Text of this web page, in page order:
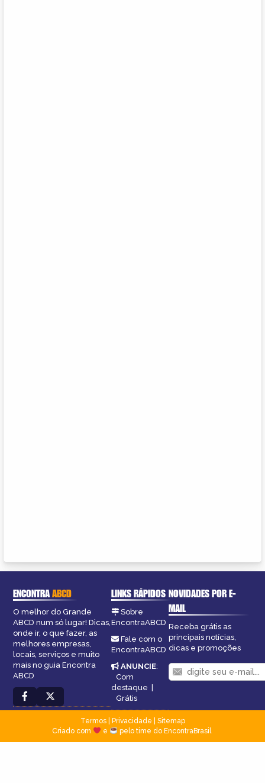
ENCONTRAABCD
O melhor do Grande
ABCD num só lugar! Dicas,
onde ir, o que fazer, as
melhores empresas,
locais, serviços e muito
mais no guia Encontra
ABCD
LINKS RÁPIDOS
Sobre
EncontraABCD
Fale com o
EncontraABCD
ANUNCIE:
Com
destaque
Grátis
NOVIDADES POR E-
MAIL
Receba grátis as
principais notícias,
dicas e promoções
Termos| Privacidade
Sitemap
Criado com
e pelo time do EncontraBrasil